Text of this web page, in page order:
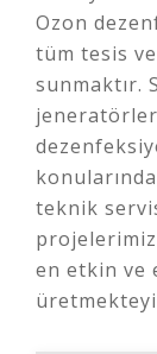
Ozon
tüm tesis
sunmaktır.
teknik
en etkin ve